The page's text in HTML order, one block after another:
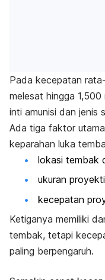
Pada kecepatan
melesat hingga
inti amunisi dan jenis
Ada tiga faktor
keparahan luka
lokasi tembak
ukuran
kecepatan
Ketiganya memiliki
tembak, tetapi
paling berpengaruh.